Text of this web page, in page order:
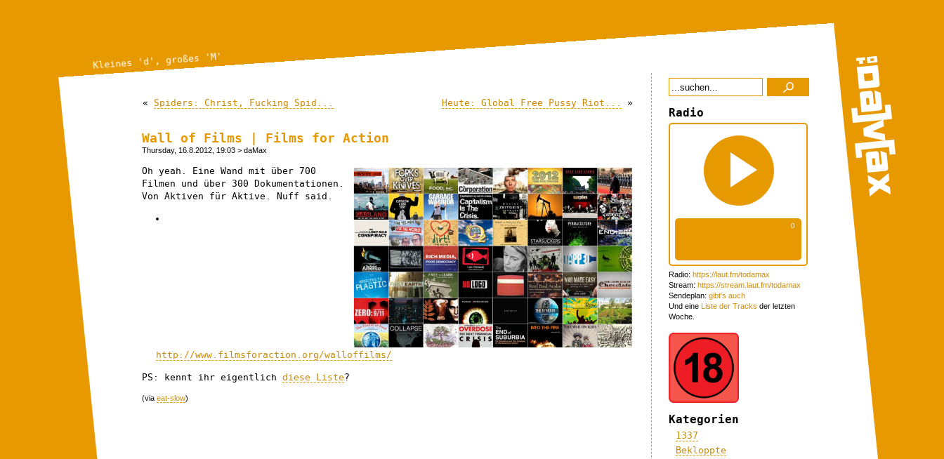
Kleines 'd', großes 'M'
« Spiders: Christ, Fucking Spid... Heute: Global Free Pussy Riot... »
Wall of Films | Films for Action
Thursday, 16.8.2012, 19:03 > daMax
Oh yeah. Eine Wand mit über 700
Filmen und über 300 Dokumentationen.
Von Aktiven für Aktive. Nuff said.
http://www.filmsforaction.org/walloffilms/
PS: kennt ihr eigentlich diese Liste?
(via eat-slow)
Radio
Radio: https://laut.fm/todamax
Stream: https://stream.laut.fm/todamax
Sendeplan: gibt's auch
Und eine Liste der Tracks der letzten
Woche.
Kategorien
1337
Bekloppte